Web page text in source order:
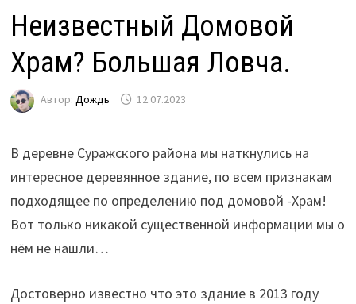
Неизвестный Домовой
Храм? Большая Ловча.
Автор: Дождь 12.07.2023
В деревне Суражского района мы наткнулись на
интересное деревянное здание, по всем признакам
подходящее по определению под домовой -Храм!
Вот только никакой существенной информации мы о
нём не нашли…
Достоверно известно что это здание в 2013 году